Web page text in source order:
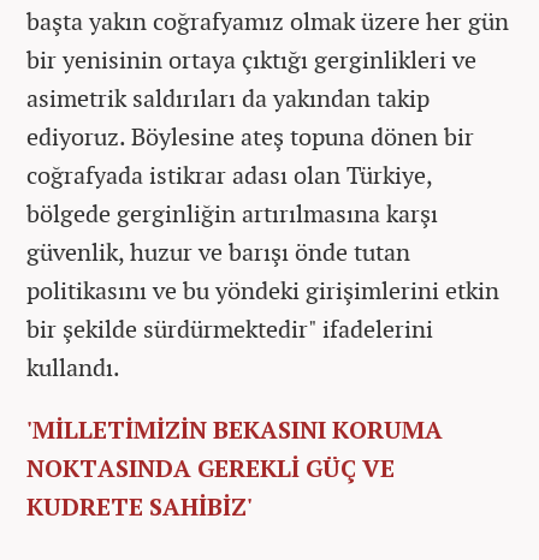
başta yakın coğrafyamız olmak üzere her gün
bir yenisinin ortaya çıktığı gerginlikleri ve
asimetrik saldırıları da yakından takip
ediyoruz. Böylesine ateş topuna dönen bir
coğrafyada istikrar adası olan Türkiye,
bölgede gerginliğin artırılmasına karşı
güvenlik, huzur ve barışı önde tutan
politikasını ve bu yöndeki girişimlerini etkin
bir şekilde sürdürmektedir" ifadelerini
kullandı.
'MİLLETİMİZİN BEKASINI KORUMA
NOKTASINDA GEREKLİ GÜÇ VE
KUDRETE SAHİBİZ'